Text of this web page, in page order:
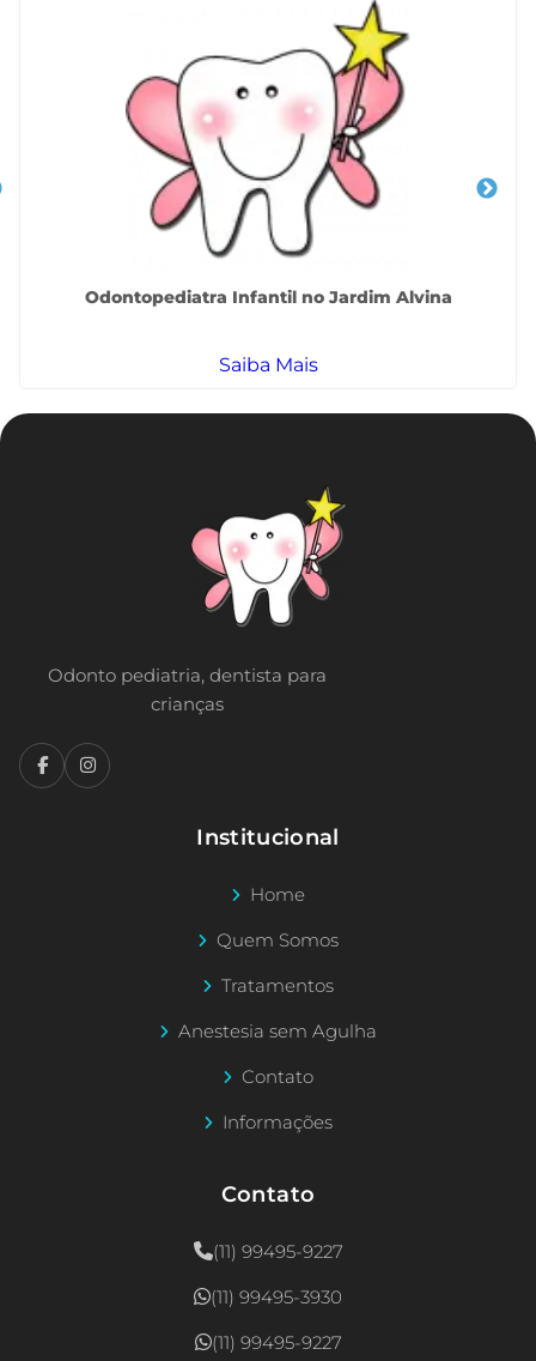
Odontopediatra Infantil no Jardim Alvina
Saiba Mais
Odonto pediatria, dentista para
crianças
Institucional
Home
Quem Somos
Tratamentos
Anestesia sem Agulha
Contato
Informações
Contato
(11) 99495-9227
(11) 99495-3930
(11) 99495-9227